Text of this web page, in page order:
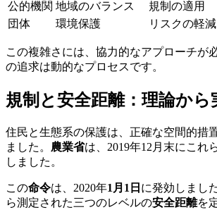
公的機関 地域のバランス
規制の適用
団体
環境保護 リスクの軽減
この複雑さには、協力的なアプローチが
の追求は動的なプロセスです。
規制と安全距離：理論から
住民と生態系の保護は、正確な空間的措
ました。 農業省は、2019年12月末にこれ
しました。
この命令は、2020年1月1日 に発効しまし
ら測定された三つのレベルの安全距離を